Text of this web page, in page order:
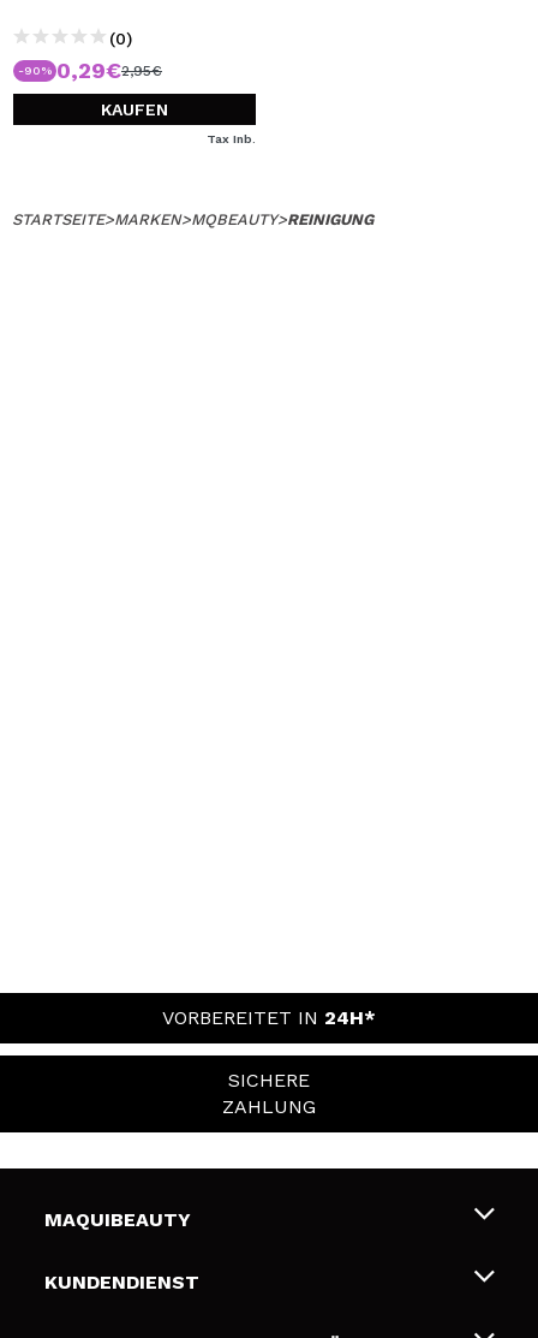
(0)
-90% 0,29€2,95€
KAUFEN
Tax Inb.
STARTSEITE>MARKEN>MQBEAUTY>REINIGUNG
VORBEREITET IN 24H*
SICHERE
ZAHLUNG
MAQUIBEAUTY
Über uns
KUNDENDIENST